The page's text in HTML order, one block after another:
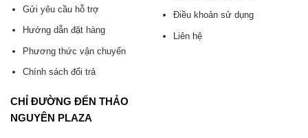
Gửi yêu cầu hỗ trợ
Hướng dẫn đặt hàng
Phương thức vận chuyển
Chính sách đổi trả
Điều khoản sử dụng
Liên hệ
CHỈ ĐƯỜNG ĐẾN THẢO
NGUYÊN PLAZA